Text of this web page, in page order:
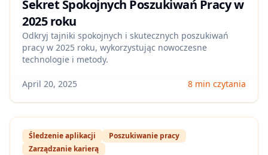
Sekret Spokojnych Poszukiwań Pracy w
2025 roku
Odkryj tajniki spokojnych i skutecznych poszukiwań
pracy w 2025 roku, wykorzystując nowoczesne
technologie i metody.
April 20, 2025 8 min czytania
Śledzenie aplikacji
Poszukiwanie pracy
Zarządzanie karierą